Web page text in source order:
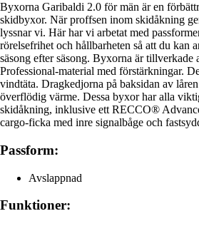
Byxorna Garibaldi 2.0 för män är en
skidbyxor. När proffsen inom skidåkning
lyssnar vi. Här har vi arbetat med
rörelsefrihet och hållbarheten så att du kan
säsong efter säsong. Byxorna är
Professional-material med förstärkningar.
vindtäta. Dragkedjorna på baksidan av
överflödig värme. Dessa byxor har alla
skidåkning, inklusive ett RECCO®
cargo-ficka med inre signalbåge och
Passform:
Avslappnad
Funktioner: